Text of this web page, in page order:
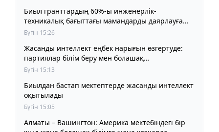
Биыл гранттардың 60%-ы инженерлік-
техникалық бағыттағы мамандарды даярлауға
беріледі
Бүгін 15:26
Жасанды интеллект еңбек нарығын өзгертуде:
партиялар білім беру мен болашақ
мамандықтарды талқылады
Бүгін 15:13
Биылдан бастап мектептерде жасанды интеллект
оқытылады
Бүгін 15:05
Алматы – Вашингтон: Америка мектебіндегі бір